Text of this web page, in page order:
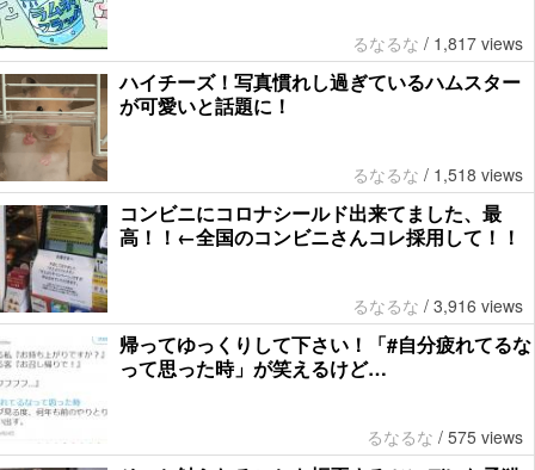
るなるな / 1,817 views
ハイチーズ！写真慣れし過ぎているハムスター
が可愛いと話題に！
るなるな / 1,518 views
コンビニにコロナシールド出来てました、最
高！！←全国のコンビニさんコレ採用して！！
るなるな / 3,916 views
帰ってゆっくりして下さい！「#自分疲れてるな
って思った時」が笑えるけど…
るなるな / 575 views